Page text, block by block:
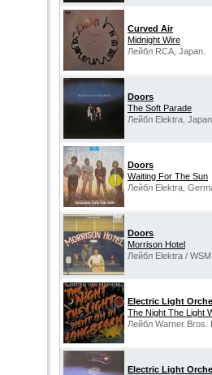
Curved Air
Midnight Wire
Лейбл RCA, Japan.
Doors
The Soft Parade
Лейбл Elektra,
Doors
Waiting For The Sun
Лейбл Elektra,
Doors
Morrison Hotel
Лейбл Elektra /
Electric Light
The Night The Light
Лейбл Warner Bros.
Electric Light